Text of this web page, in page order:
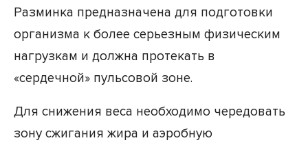
Разминка предназначена для подготовки
организма к более серьезным физическим
нагрузкам и должна протекать в
«сердечной» пульсовой зоне.
Для снижения веса необходимо чередовать
зону сжигания жира и аэробную